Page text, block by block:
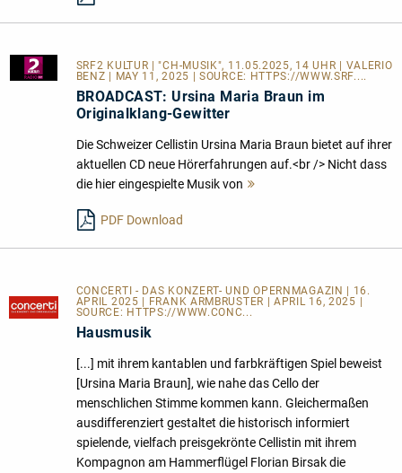
SRF2 KULTUR | "CH-MUSIK", 11.05.2025, 14 UHR | VALERIO
BENZ | MAY 11, 2025 | SOURCE: HTTPS://WWW.SRF....
BROADCAST: Ursina Maria Braun im
Originalklang-Gewitter
Die Schweizer Cellistin Ursina Maria Braun bietet auf ihrer
aktuellen CD neue Hörerfahrungen auf.<br /> Nicht dass
die hier eingespielte Musik von
PDF Download
CONCERTI - DAS KONZERT- UND OPERNMAGAZIN | 16.
APRIL 2025 | FRANK ARMBRUSTER | APRIL 16, 2025 |
SOURCE: HTTPS://WWW.CONC...
Hausmusik
[...] mit ihrem kantablen und farbkräftigen Spiel beweist
[Ursina Maria Braun], wie nahe das Cello der
menschlichen Stimme kommen kann. Gleichermaßen
ausdifferenziert gestaltet die historisch informiert
spielende, vielfach preisgekrönte Cellistin mit ihrem
Kompagnon am Hammerflügel Florian Birsak die